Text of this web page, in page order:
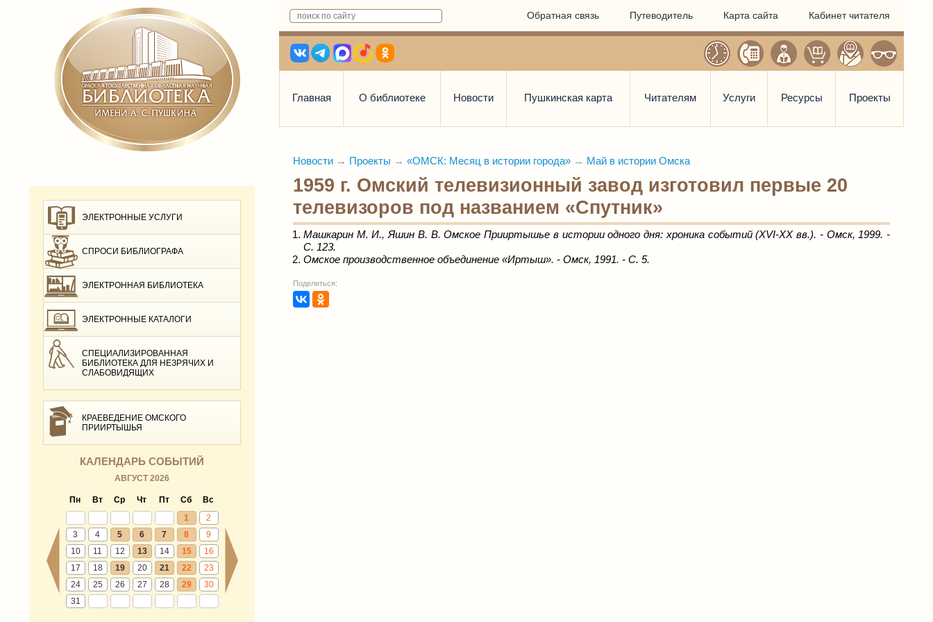
Обратная связь Путеводитель Карта сайта Кабинет читателя
Главная О библиотеке Новости Пушкинская карта Читателям Услуги Ресурсы Проекты
ЭЛЕКТРОННЫЕ УСЛУГИ
СПРОСИ БИБЛИОГРАФА
ЭЛЕКТРОННАЯ БИБЛИОТЕКА
ЭЛЕКТРОННЫЕ КАТАЛОГИ
СПЕЦИАЛИЗИРОВАННАЯ
БИБЛИОТЕКА ДЛЯ НЕЗРЯЧИХ И
СЛАБОВИДЯЩИХ
КРАЕВЕДЕНИЕ ОМСКОГО
ПРИИРТЫШЬЯ
КАЛЕНДАРЬ СОБЫТИЙ
АВГУСТ 2026
Пн Вт Ср Чт Пт Сб
Вс
1
2
3
4 5 6 7 8
9
10
11 12 13 14 15
16
17
18 19 20 21 22
23
24
25 26 27 28 29
30
31
Новости → Проекты → «ОМСК: Месяц в истории города» → Май в истории Омска
1959 г. Омский телевизионный завод изготовил первые 20
телевизоров под названием «Спутник»
Машкарин М. И., Яшин В. В. Омское Прииртышье в истории одного дня: хроника событий (XVI-XX вв.). - Омск, 1999. -
С. 123.
Омское производственное объединение «Иртыш». - Омск, 1991. - С. 5.
Поделиться: